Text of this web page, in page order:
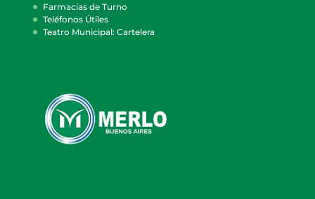
Farmacias de Turno
Teléfonos Útiles
Teatro Municipal: Cartelera